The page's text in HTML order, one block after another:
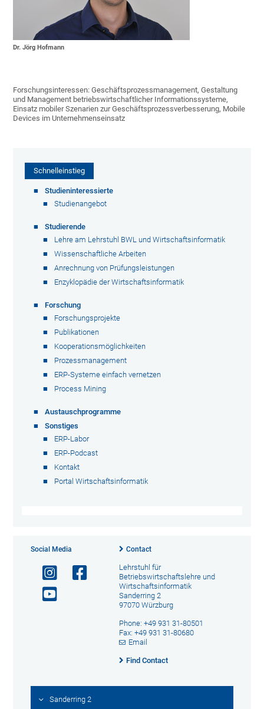
Dr. Jörg Hofmann
Forschungsinteressen: Geschäftsprozessmanagement, Gestaltung
und Management betriebswirtschaftlicher Informationssysteme,
Einsatz mobiler Szenarien zur Geschäftsprozessverbesserung, Mobile
Devices im Unternehmenseinsatz
Schnelleinstieg
Studieninteressierte
Studienangebot
Studierende
Lehre am Lehrstuhl BWL und Wirtschaftsinformatik
Wissenschaftliche Arbeiten
Anrechnung von Prüfungsleistungen
Enzyklopädie der Wirtschaftsinformatik
Forschung
Forschungsprojekte
Publikationen
Kooperationsmöglichkeiten
Prozessmanagement
ERP-Systeme einfach vernetzen
Process Mining
Austauschprogramme
Sonstiges
ERP-Labor
ERP-Podcast
Kontakt
Portal Wirtschaftsinformatik
Social Media Contact
Lehrstuhl für
Betriebswirtschaftslehre und
Wirtschaftsinformatik
Sanderring 2
97070 Würzburg
Phone: +49 931 31-80501
Fax: +49 931 31-80680
Email
Find Contact
Sanderring 2